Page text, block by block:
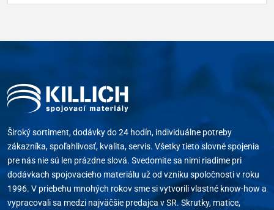
Široký sortiment, dodávky do 24 hodín, individuálne potreby
zákazníka, spoľahlivosť, kvalita, servis. Všetky tieto slovné spojenia
pre nás nie sú len prázdne slová. Svedomite sa nimi riadime pri
dodávkach spojovacieho materiálu už od vzniku spoločnosti v roku
1996. V priebehu mnohých rokov sme si vytvorili vlastné know-how a
vypracovali sa medzi najväčšie predajca v SR. Skrutky, matice,